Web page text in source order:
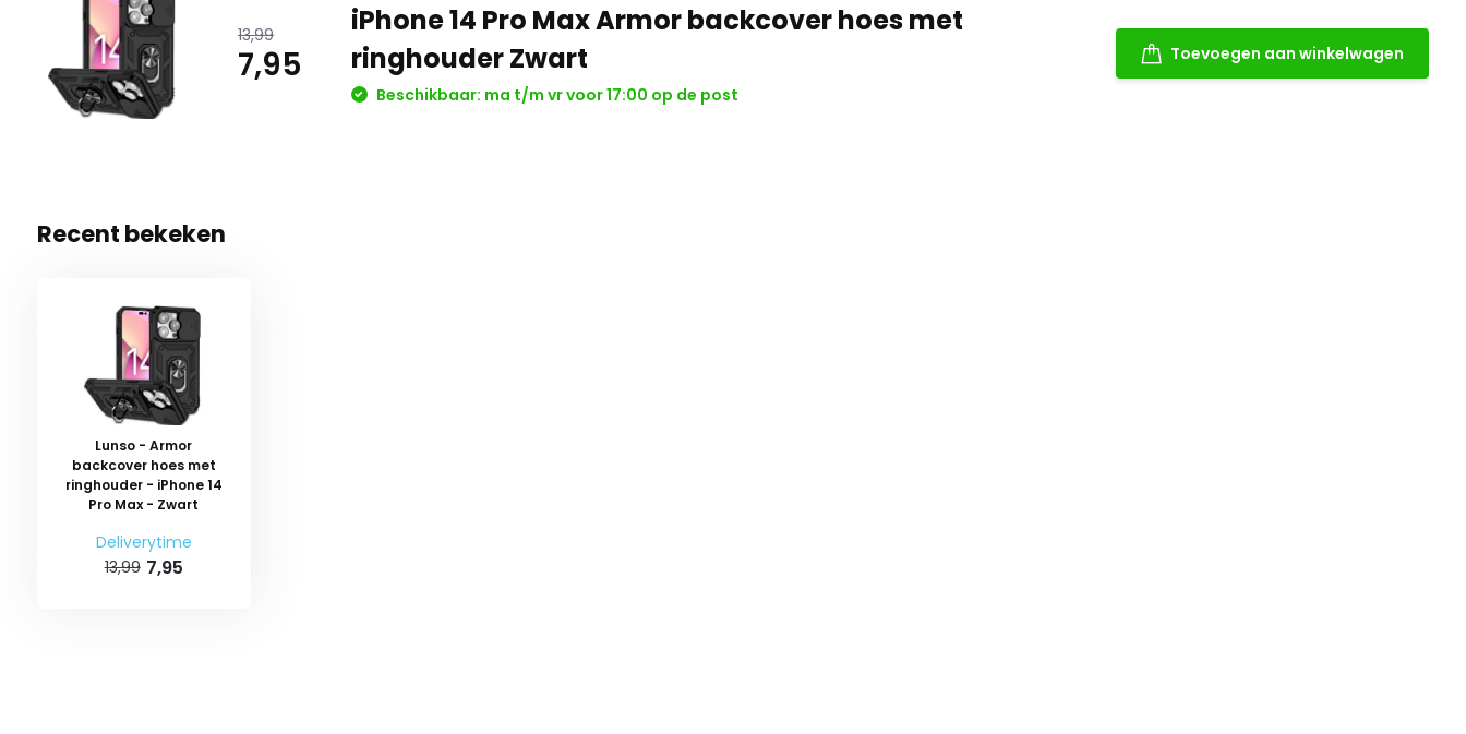
13,99
7,95
iPhone 14 Pro Max Armor backcover hoes met
ringhouder Zwart
Beschikbaar: ma t/m vr voor 17:00 op de post
Toevoegen aan winkelwagen
Recent bekeken
Lunso - Armor
backcover hoes met
ringhouder - iPhone 14
Pro Max - Zwart
Deliverytime
13,99 7,95